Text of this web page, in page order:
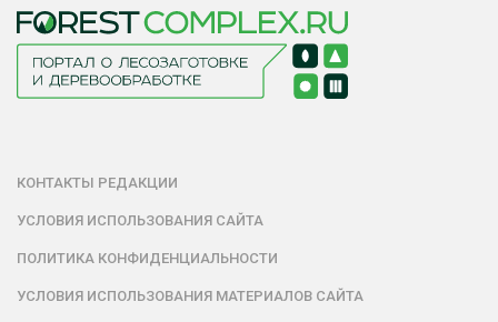
КОНТАКТЫ РЕДАКЦИИ
УСЛОВИЯ ИСПОЛЬЗОВАНИЯ САЙТА
ПОЛИТИКА КОНФИДЕНЦИАЛЬНОСТИ
УСЛОВИЯ ИСПОЛЬЗОВАНИЯ МАТЕРИАЛОВ САЙТА